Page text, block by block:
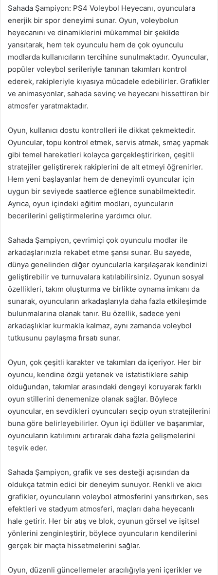
Sahada Şampiyon: PS4 Voleybol Heyecanı, oyunculara
enerjik bir spor deneyimi sunar. Oyun, voleybolun
heyecanını ve dinamiklerini mükemmel bir şekilde
yansıtarak, hem tek oyunculu hem de çok oyunculu
modlarda kullanıcıların tercihine sunulmaktadır. Oyuncular,
popüler voleybol serileriyle tanınan takımları kontrol
ederek, rakipleriyle kıyasıya mücadele edebilirler. Grafikler
ve animasyonlar, sahada sevinç ve heyecanı hissettiren bir
atmosfer yaratmaktadır.
Oyun, kullanıcı dostu kontrolleri ile dikkat çekmektedir.
Oyuncular, topu kontrol etmek, servis atmak, smaç yapmak
gibi temel hareketleri kolayca gerçekleştirirken, çeşitli
stratejiler geliştirerek rakiplerini de alt etmeyi öğrenirler.
Hem yeni başlayanlar hem de deneyimli oyuncular için
uygun bir seviyede saatlerce eğlence sunabilmektedir.
Ayrıca, oyun içindeki eğitim modları, oyuncuların
becerilerini geliştirmelerine yardımcı olur.
Sahada Şampiyon, çevrimiçi çok oyunculu modlar ile
arkadaşlarınızla rekabet etme şansı sunar. Bu sayede,
dünya genelinden diğer oyuncularla karşılaşarak kendinizi
geliştirebilir ve turnuvalara katılabilirsiniz. Oyunun sosyal
özellikleri, takım oluşturma ve birlikte oynama imkanı da
sunarak, oyuncuların arkadaşlarıyla daha fazla etkileşimde
bulunmalarına olanak tanır. Bu özellik, sadece yeni
arkadaşlıklar kurmakla kalmaz, aynı zamanda voleybol
tutkusunu paylaşma fırsatı sunar.
Oyun, çok çeşitli karakter ve takımları da içeriyor. Her bir
oyuncu, kendine özgü yetenek ve istatistiklere sahip
olduğundan, takımlar arasındaki dengeyi koruyarak farklı
oyun stillerini denemenize olanak sağlar. Böylece
oyuncular, en sevdikleri oyuncuları seçip oyun stratejilerini
buna göre belirleyebilirler. Oyun içi ödüller ve başarımlar,
oyuncuların katılımını artırarak daha fazla gelişmelerini
teşvik eder.
Sahada Şampiyon, grafik ve ses desteği açısından da
oldukça tatmin edici bir deneyim sunuyor. Renkli ve akıcı
grafikler, oyuncuların voleybol atmosferini yansıtırken, ses
efektleri ve stadyum atmosferi, maçları daha heyecanlı
hale getirir. Her bir atış ve blok, oyunun görsel ve işitsel
yönlerini zenginleştirir, böylece oyuncuların kendilerini
gerçek bir maçta hissetmelerini sağlar.
Oyun, düzenli güncellemeler aracılığıyla yeni içerikler ve